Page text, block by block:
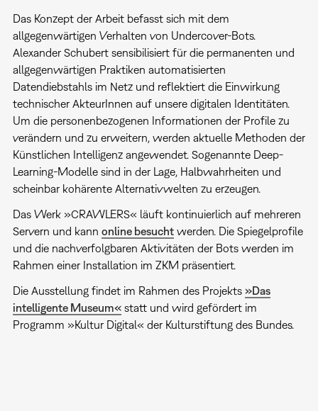
Das Konzept der Arbeit befasst sich mit dem
allgegenwärtigen Verhalten von Undercover-Bots.
Alexander Schubert sensibilisiert für die permanenten und
allgegenwärtigen Praktiken automatisierten
Datendiebstahls im Netz und reflektiert die Einwirkung
technischer AkteurInnen auf unsere digitalen Identitäten.
Um die personenbezogenen Informationen der Profile zu
verändern und zu erweitern, werden aktuelle Methoden der
Künstlichen Intelligenz angewendet. Sogenannte Deep-
Learning-Modelle sind in der Lage, Halbwahrheiten und
scheinbar kohärente Alternativwelten zu erzeugen.
Das Werk »CRAWLERS« läuft kontinuierlich auf mehreren
Servern und kann online besuchtwerden. Die Spiegelprofile
und die nachverfolgbaren Aktivitäten der Bots werden im
Rahmen einer Installation im ZKM präsentiert.
Die Ausstellung findet im Rahmen des Projekts »Das
intelligente Museum«statt und wird gefördert im
Programm »Kultur Digital« der Kulturstiftung des Bundes.